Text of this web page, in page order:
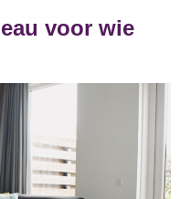
voor wie